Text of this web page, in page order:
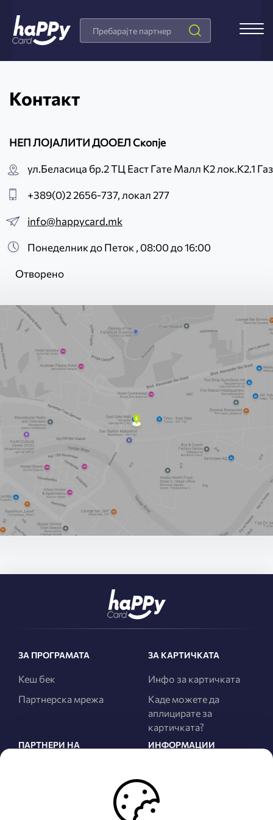
Search
Products
Контакт
НЕП ЛОЈАЛИТИ ДООЕЛ Скопје
ул.Беласица бр.2 ТЦ Еаст Гате Малл К2 лок.К2.1
+389(0)2 2656-737, локал 277
info@happycard.mk
Понеделник до Петок , 08:00 до 16:00
Отворено
ЗА ПРОГРАМАТА
Кеш бек
Партнерска мрежа
ЗА КАРТИЧКАТА
Инфо за картичката
Каде можете да
аплицирате за
картичката?
ПАРТНЕРИ НА
ИНФОРМАЦИИ
Правила и услови
Политика за